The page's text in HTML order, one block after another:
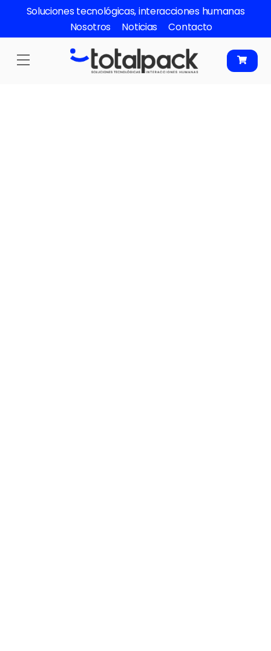
content
Soluciones tecnológicas, interacciones humanas
Nosotros
Noticias Contacto
Menu